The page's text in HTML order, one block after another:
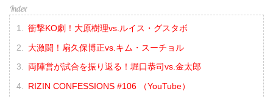
衝撃KO劇！大原樹理vs.ルイス・グスタボ
大激闘！扇久保博正vs.キム・スーチョル
両陣営が試合を振り返る！堀口恭司vs.金太郎
RIZIN CONFESSIONS #106 （YouTube）